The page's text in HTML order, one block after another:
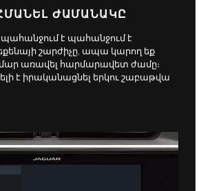
ԺԱՄԱՆԱԿԸ
է պահանջում է
շարժիչը, ապա կարող եք
առավել հարմարավետ ժամը։
է իրականացնել երկու շաբաթվա